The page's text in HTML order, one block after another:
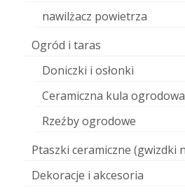
nawilżacz powietrza
Ogród i taras
Doniczki i osłonki
Ceramiczna kula ogrodowa
Rzeźby ogrodowe
Ptaszki ceramiczne (gwizdki
Dekoracje i akcesoria